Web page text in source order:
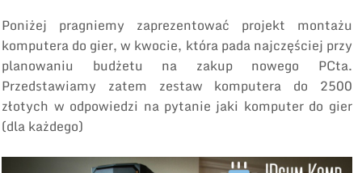
Poniżej pragniemy zaprezentować projekt montażu
komputera do gier, w kwocie, która pada najczęściej przy
planowaniu budżetu na zakup nowego PCta.
Przedstawiamy zatem zestaw komputera do 2500
złotych w odpowiedzi na pytanie jaki komputer do gier
(dla każdego)